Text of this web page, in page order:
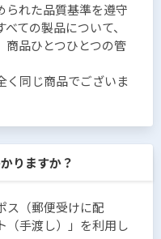
られた品質基準を遵守
ての製品について、
商品ひとつひとつの管
く同じ商品でございま
りますか？
ス（郵便受けに配
（手渡し）」を利用し